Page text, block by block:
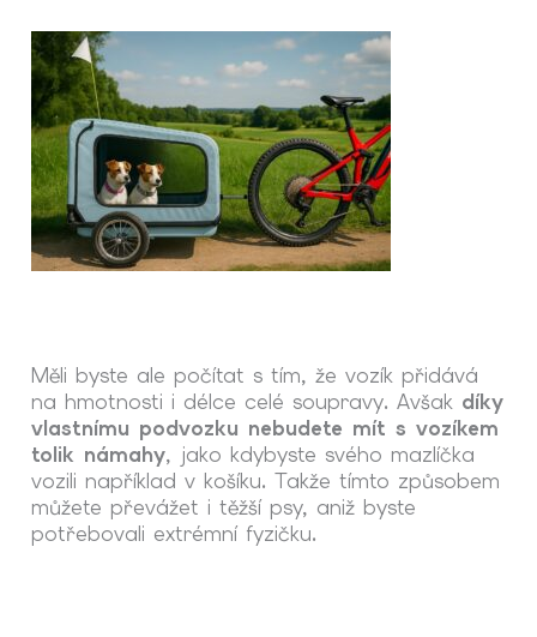
Měli byste ale počítat s tím, že vozík přidává
na hmotnosti i délce celé soupravy. Avšak díky
vlastnímu podvozku nebudete mít s vozíkem
tolik námahy, jako kdybyste svého mazlíčka
vozili například v košíku. Takže tímto způsobem
můžete převážet i těžší psy, aniž byste
potřebovali extrémní fyzičku.